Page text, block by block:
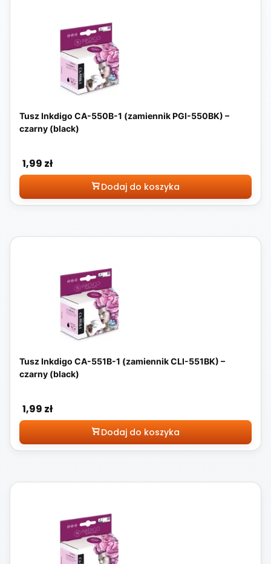
Tusz Inkdigo CA-550B-1 (zamiennik PGI-550BK) –
czarny (black)
Cena
1,99 zł
Dodaj do koszyka
Tusz Inkdigo CA-551B-1 (zamiennik CLI-551BK) –
czarny (black)
Cena
1,99 zł
Dodaj do koszyka